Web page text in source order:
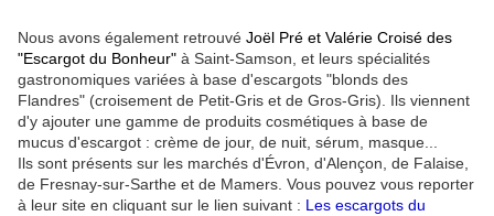
Nous avons également retrouvé Joël Pré et Valérie Croisé des
"Escargot du Bonheur" à Saint-Samson, et leurs spécialités
gastronomiques variées à base d'escargots "blonds des
Flandres" (croisement de Petit-Gris et de Gros-Gris). Ils viennent
d'y ajouter une gamme de produits cosmétiques à base de
mucus d'escargot : crème de jour, de nuit, sérum, masque...
Ils sont présents sur les marchés d'Évron, d'Alençon, de Falaise,
de Fresnay-sur-Sarthe et de Mamers. Vous pouvez vous reporter
à leur site en cliquant sur le lien suivant : Les escargots du